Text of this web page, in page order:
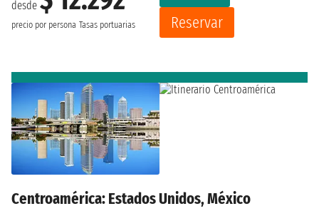
desde
precio por persona Tasas portuarias
Reservar
Centroamérica: Estados Unidos, México